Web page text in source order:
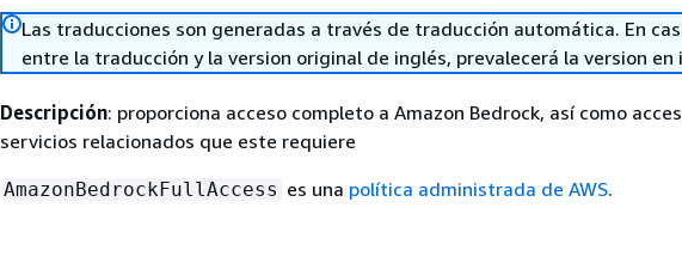
Las traducciones son generadas a través de traducción automática. En
entre la traducción y la version original de inglés, prevalecerá la version en
Descripción: proporciona acceso completo a Amazon Bedrock, así como
servicios relacionados que este requiere
AmazonBedrockFullAccess es una política administrada de AWS.